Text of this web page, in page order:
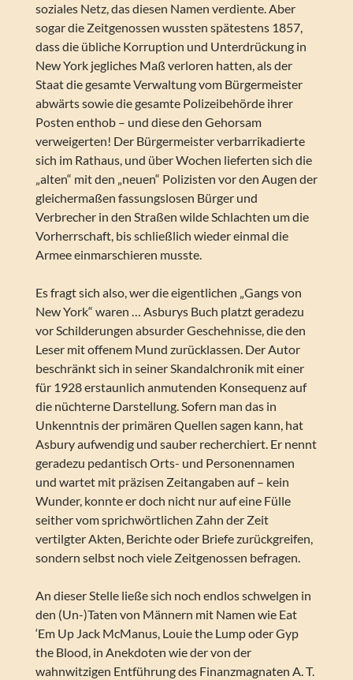
soziales Netz, das diesen Namen verdiente. Aber
sogar die Zeitgenossen wussten spätestens 1857,
dass die übliche Korruption und Unterdrückung in
New York jegliches Maß verloren hatten, als der
Staat die gesamte Verwaltung vom Bürgermeister
abwärts sowie die gesamte Polizeibehörde ihrer
Posten enthob – und diese den Gehorsam
verweigerten! Der Bürgermeister verbarrikadierte
sich im Rathaus, und über Wochen lieferten sich die
„alten“ mit den „neuen“ Polizisten vor den Augen der
gleichermaßen fassungslosen Bürger und
Verbrecher in den Straßen wilde Schlachten um die
Vorherrschaft, bis schließlich wieder einmal die
Armee einmarschieren musste.
Es fragt sich also, wer die eigentlichen „Gangs von
New York“ waren … Asburys Buch platzt geradezu
vor Schilderungen absurder Geschehnisse, die den
Leser mit offenem Mund zurücklassen. Der Autor
beschränkt sich in seiner Skandalchronik mit einer
für 1928 erstaunlich anmutenden Konsequenz auf
die nüchterne Darstellung. Sofern man das in
Unkenntnis der primären Quellen sagen kann, hat
Asbury aufwendig und sauber recherchiert. Er nennt
geradezu pedantisch Orts- und Personennamen
und wartet mit präzisen Zeitangaben auf – kein
Wunder, konnte er doch nicht nur auf eine Fülle
seither vom sprichwörtlichen Zahn der Zeit
vertilgter Akten, Berichte oder Briefe zurückgreifen,
sondern selbst noch viele Zeitgenossen befragen.
An dieser Stelle ließe sich noch endlos schwelgen in
den (Un-)Taten von Männern mit Namen wie Eat
‘Em Up Jack McManus, Louie the Lump oder Gyp
the Blood, in Anekdoten wie der von der
wahnwitzigen Entführung des Finanzmagnaten A. T.